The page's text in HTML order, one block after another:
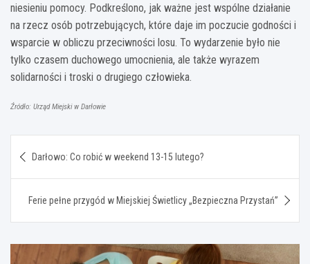
niesieniu pomocy. Podkreślono, jak ważne jest wspólne działanie
na rzecz osób potrzebujących, które daje im poczucie godności i
wsparcie w obliczu przeciwności losu. To wydarzenie było nie
tylko czasem duchowego umocnienia, ale także wyrazem
solidarności i troski o drugiego człowieka.
Źródło: Urząd Miejski w Darłowie
wpisu
Darłowo: Co robić w weekend 13-15 lutego?
Ferie pełne przygód w Miejskiej Świetlicy „Bezpieczna Przystań”